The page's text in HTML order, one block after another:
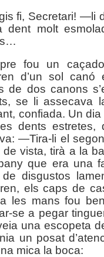
fi, Secretari! —li
dent molt
fou un
d’un sol canó
de dos canons
se li assecava
confiada. Un
dents estretes,
—Tira-li el
de vista, tirà a la
que era una
disgustos
els caps de
les mans fou
se a pegar
una escopeta
un posat
mica la boca: